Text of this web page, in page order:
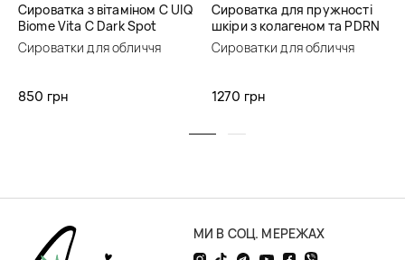
Сироватка з вітаміном C UIQ
Biome Vita C Dark Spot
Serum
Сироватки для обличчя
850 грн
Сироватка для пружності
шкіри з колагеном та PDRN
Purito Multi PDRN Collagen
EGF Serum
Сироватки для обличчя
1270 грн
МИ В СОЦ. МЕРЕЖАХ